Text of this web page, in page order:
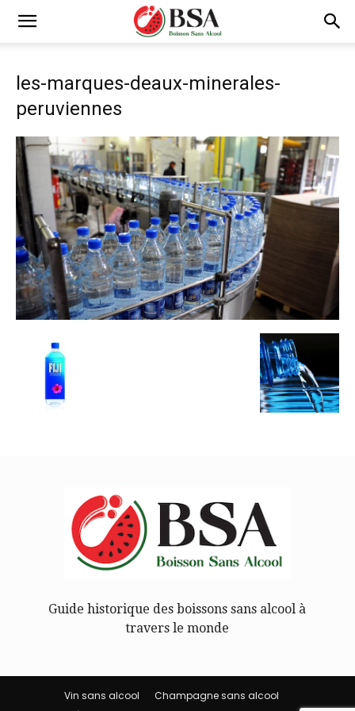
les-marques-deaux-minerales-
peruviennes
Guide historique des boissons sans alcool à
travers le monde
Vin sans alcool
Champagne sans alcool